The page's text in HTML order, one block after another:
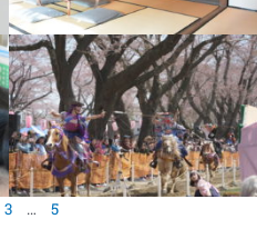
3 … 5